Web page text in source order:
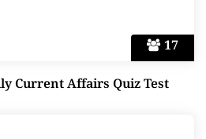
17
Current Affairs Quiz Test